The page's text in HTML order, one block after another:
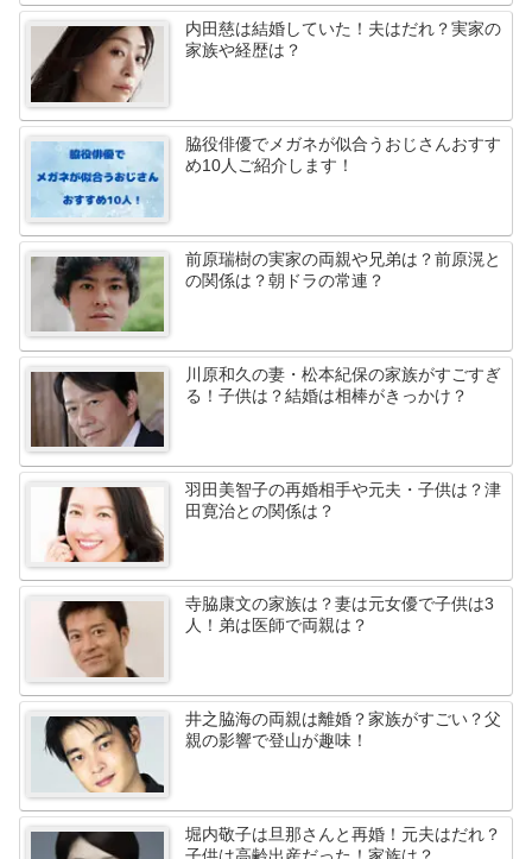
内田慈は結婚していた！夫はだれ？実家の
家族や経歴は？
脇役俳優でメガネが似合うおじさんおすす
め10人ご紹介します！
前原瑞樹の実家の両親や兄弟は？前原滉と
の関係は？朝ドラの常連？
川原和久の妻・松本紀保の家族がすごすぎ
る！子供は？結婚は相棒がきっかけ？
羽田美智子の再婚相手や元夫・子供は？津
田寛治との関係は？
寺脇康文の家族は？妻は元女優で子供は3
人！弟は医師で両親は？
井之脇海の両親は離婚？家族がすごい？父
親の影響で登山が趣味！
堀内敬子は旦那さんと再婚！元夫はだれ？